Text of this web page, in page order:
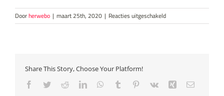
Doorherwebo | maart 25th, 2020 | Reacties uitgeschakeldvoor
IMG_9149
Share This Story, Choose Your Platform!
Facebook
TwitterRedditLinkedInWhatsApp
Tumblr Pinterest
Vk Xing E-